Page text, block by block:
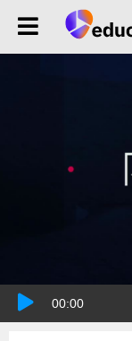
00:00